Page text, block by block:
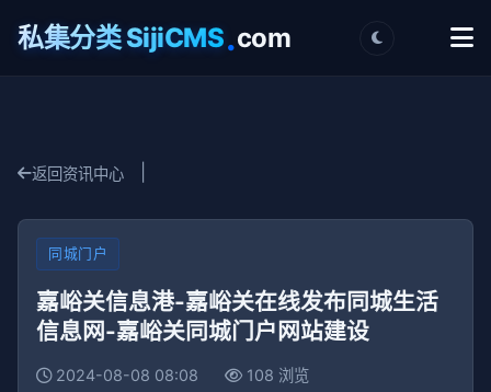
私集分类 SijiCMS.com
返回资讯中心
同城门户
嘉峪关信息港-嘉峪关在线发布同城生活
信息网-嘉峪关同城门户网站建设
2024-08-08 08:08 108 浏览